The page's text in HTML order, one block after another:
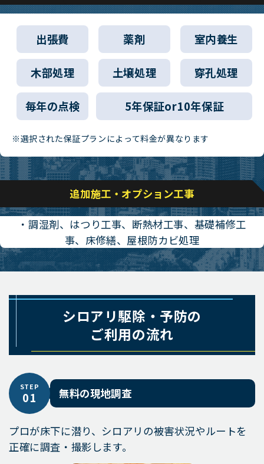
出張費 薬剤 室内養生
木部処理 土壌処理 穿孔処理
毎年の点検 5年保証or10年保証
※選択された保証プランによって料金が異なります
追加施工・オプション工事
・調湿剤、はつり工事、断熱材工事、基礎補修工
事、床修繕、屋根防カビ処理
シロアリ駆除・予防の
ご利用の流れ
STEP
01 無料の現地調査
プロが床下に潜り、シロアリの被害状況やルートを
正確に調査・撮影します。